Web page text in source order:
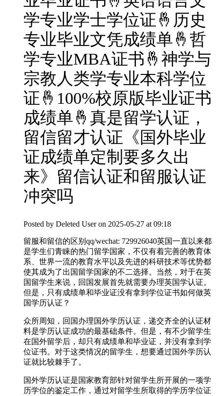
学专业学士学位证🤞历史
专业毕业文凭成绩单🤞哲
学专业MBA证书🤞神学与
宗教人类学专业本科学位
证🤞100%校原版毕业证书
成绩单🤞真是留学认证，
留信留才认证《国外毕业
证成绩单定制要多久出
来》留信认证和留服认证
冲突吗
Posted by Deleted User on 2025-05-27 at 09:18
留服和留信的区别qq/wechat: 729926040英国一直以来都
是学生们青睐的热门留学国家，不仅有着完善的教育体
系、世界一流的教育水平以及先进的科研技术等优势都
使其成为了出国留学国家的不二选择。当然，对于在英
国留学生来说，回国发展首先就需要办理英国学认证。
但是，只有成绩单和毕业证没有拿到学位证书如何做英
国学历认证？
众所周知，回国办理国外学历认证，递交齐全的认证材
料是学历认证成功的最基础条件。但是，有不少留学生
在国外留学后，却只有成绩单和毕业证，并没有拿到学
位证书。对于这类情况的留学生，想要通过国外学历认
证就比较棘手了。
国外学历认证是国家教育部针对留学生所开展的一项学
历学位的鉴定工作，通过对留学生所取得的学历学位证